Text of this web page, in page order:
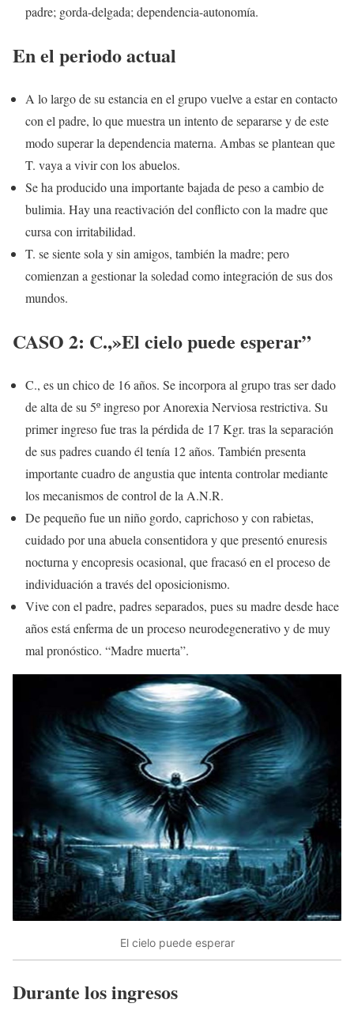
padre; gorda-delgada; dependencia-autonomía.
En el periodo actual
A lo largo de su estancia en el grupo vuelve a estar en contacto
con el padre, lo que muestra un intento de separarse y de este
modo superar la dependencia materna. Ambas se plantean que
T. vaya a vivir con los abuelos.
Se ha producido una importante bajada de peso a cambio de
bulimia. Hay una reactivación del conflicto con la madre que
cursa con irritabilidad.
T. se siente sola y sin amigos, también la madre; pero
comienzan a gestionar la soledad como integración de sus dos
mundos.
CASO 2: C.,»El cielo puede esperar”
C., es un chico de 16 años. Se incorpora al grupo tras ser dado
de alta de su 5º ingreso por Anorexia Nerviosa restrictiva. Su
primer ingreso fue tras la pérdida de 17 Kgr. tras la separación
de sus padres cuando él tenía 12 años. También presenta
importante cuadro de angustia que intenta controlar mediante
los mecanismos de control de la A.N.R.
De pequeño fue un niño gordo, caprichoso y con rabietas,
cuidado por una abuela consentidora y que presentó enuresis
nocturna y encopresis ocasional, que fracasó en el proceso de
individuación a través del oposicionismo.
Vive con el padre, padres separados, pues su madre desde hace
años está enferma de un proceso neurodegenerativo y de muy
mal pronóstico. “Madre muerta”.
El cielo puede esperar
Durante los ingresos